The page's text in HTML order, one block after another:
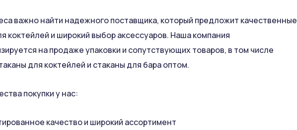
важно найти надежного поставщика, который предложит качественные
коктейлей и широкий выбор аксессуаров. Наша компания
на продаже упаковки и сопутствующих товаров, в том числе
для коктейлей и стаканы для бара оптом.
покупки у нас:
качество и широкий ассортимент